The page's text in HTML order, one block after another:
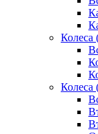
Колеса
Колеса